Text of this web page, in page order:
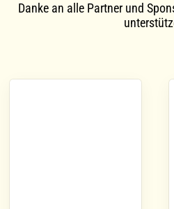
Danke an alle Partner und